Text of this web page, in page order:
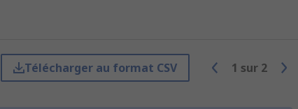
Télécharger au format CSV 1 sur 2